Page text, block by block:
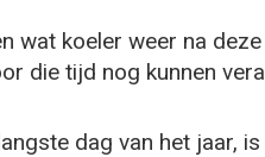
wat koeler weer na
die tijd nog kunnen
dag van het jaar,